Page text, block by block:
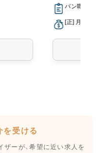
パン職人・
[正] 月給20
を受ける
ザーが、希望に近い求人を